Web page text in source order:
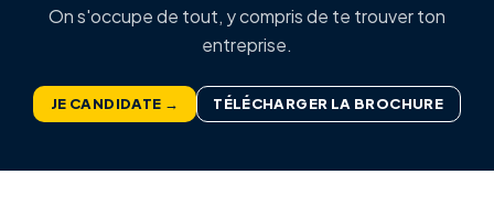
On s'occupe de tout, y compris de te trouver ton
entreprise.
JE CANDIDATE → TÉLÉCHARGER LA BROCHURE